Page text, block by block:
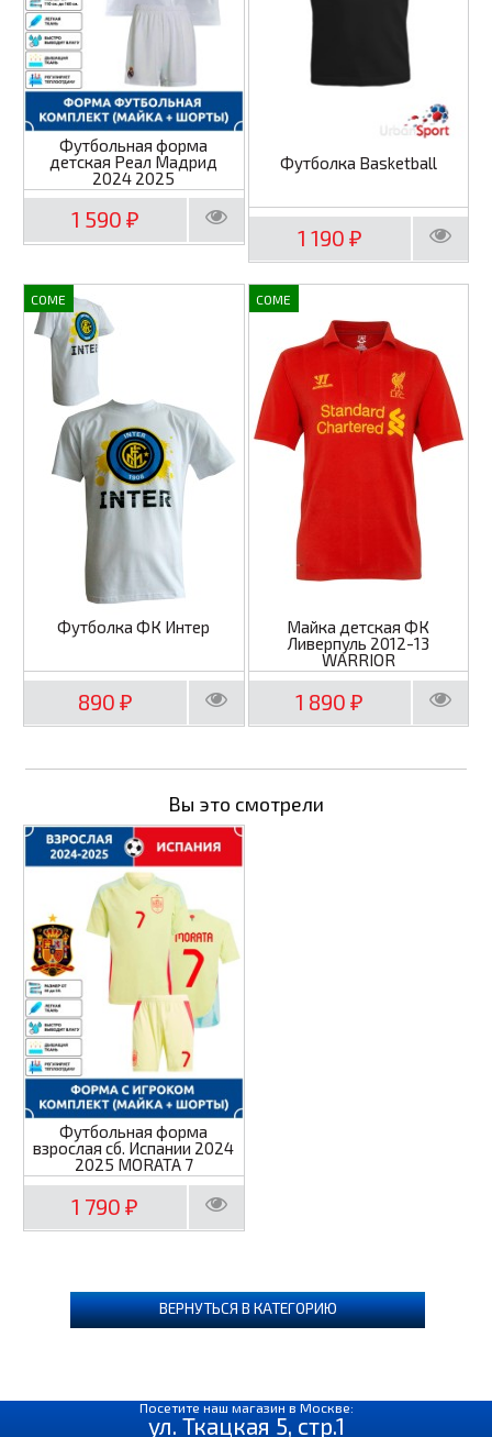
Футбольная форма
детская Реал Мадрид
2024 2025
1 590 ₽
Футболка Basketball
1 190 ₽
COME
Футболка ФК Интер
890 ₽
COME
Майка детская ФК
Ливерпуль 2012-13
WARRIOR
1 890₽
Вы это смотрели
Футбольная форма
взрослая сб. Испании 2024
2025 MORATA 7
1 790₽
ВЕРНУТЬСЯ В КАТЕГОРИЮ
Посетите наш магазин в Москве:
ул. Ткацкая 5, стр.1